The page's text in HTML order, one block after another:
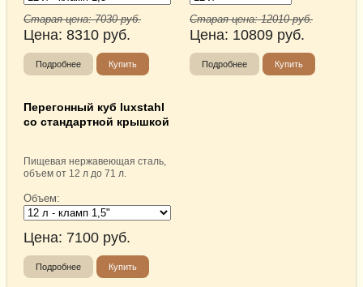
Старая цена:7030руб.
Цена:8310 руб.
Подробнее Купить
Старая цена:12010руб.
Цена: 10809 руб.
Подробнее Купить
Перегонный куб luxstahl
со стандартной крышкой
Пищевая нержавеющая сталь,
объем от 12 л до 71 л.
Объем:
Цена: 7100 руб.
Подробнее Купить